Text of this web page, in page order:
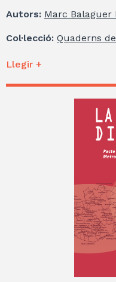
Autors: Marc Balaguer
Col·lecció: Quaderns
Llegir +